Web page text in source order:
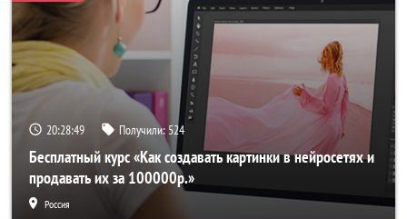
20:28:47 Получили: 524
Бесплатный курс «Как создавать картинки в нейросетях и
продавать их за 100000р.»
Россия